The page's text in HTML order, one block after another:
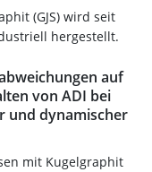
(GJS) wird seit
hergestellt.
auf
von ADI bei
und dynamischer
mit Kugelgraphit